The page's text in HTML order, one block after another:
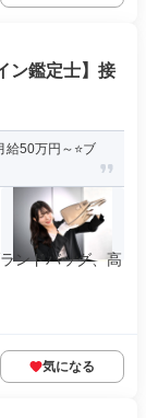
ン鑑定士】接
給50万円～⭐ブ
ンドバッグ、高
気になる